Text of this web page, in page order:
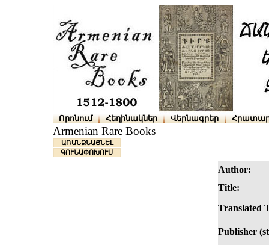
Որոնում Հեղինակներ Վերնագրեր
Armenian Rare Books
ԱՌԱՆՁՆԱՑՆԵԼ
ԳՈՒՆԱՓՈԽՈՒՄ
Author:
Title:
Translated
Publisher